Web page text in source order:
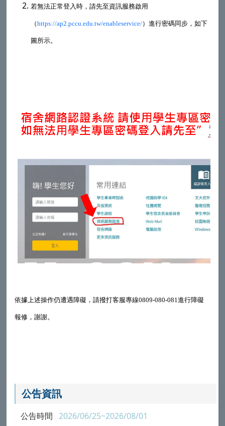
若無法正常登入時，請先至資訊服務啟用
（https://ap2.pccu.edu.tw/enableservice/）進行密碼同步，如下
圖所示。
依據上述操作仍遭遇障礙，請撥打客服專線0809-080-081進行障礙
報修，謝謝。
公告資訊
公告時間 2026/06/25~2026/08/01